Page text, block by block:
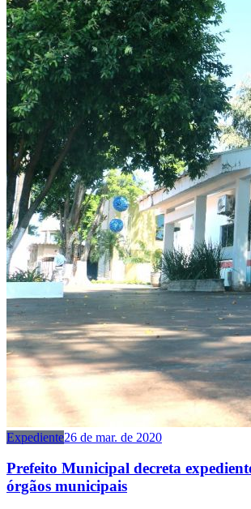
Expediente26 de mar. de 2020
Prefeito Municipal decreta
órgãos municipais